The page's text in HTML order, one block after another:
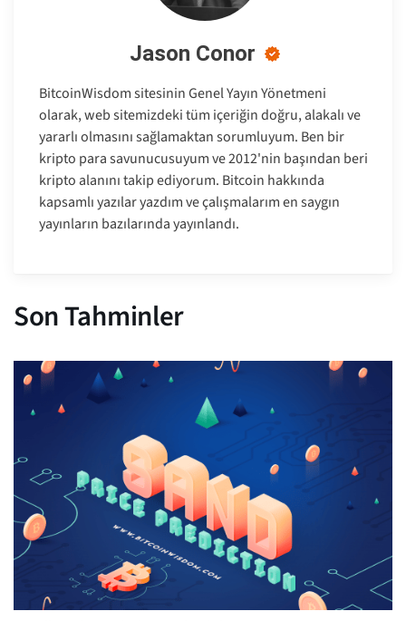
Jason Conor
BitcoinWisdom sitesinin Genel Yayın Yönetmeni
olarak, web sitemizdeki tüm içeriğin doğru, alakalı ve
yararlı olmasını sağlamaktan sorumluyum. Ben bir
kripto para savunucusuyum ve 2012'nin başından beri
kripto alanını takip ediyorum. Bitcoin hakkında
kapsamlı yazılar yazdım ve çalışmalarım en saygın
yayınların bazılarında yayınlandı.
Son Tahminler